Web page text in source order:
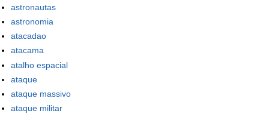
astronautas
astronomia
atacadao
atacama
atalho espacial
ataque
ataque massivo
ataque militar